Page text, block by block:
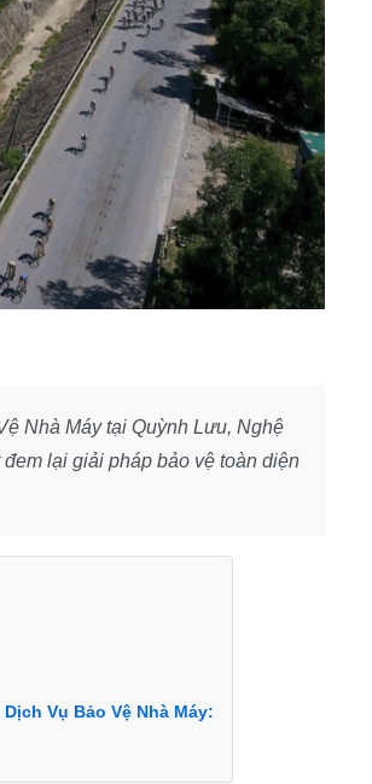
Nhà Máy tại Quỳnh Lưu, Nghệ
lại giải pháp bảo vệ toàn diện
Vụ Bảo Vệ Nhà Máy: